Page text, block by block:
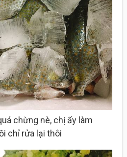
chừng nè, chị ấy làm
chỉ rửa lại thôi